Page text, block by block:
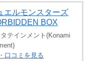
エルモンスターズ
BOX
テインメント(Konami
口コミを見る